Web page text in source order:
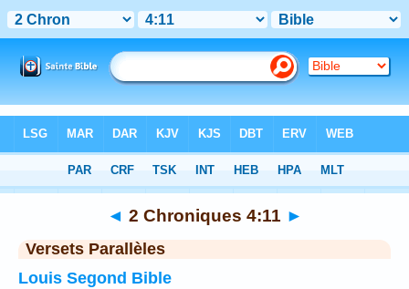
>Chapitre 4 > Verset 11
◄ 2 Chroniques 4:11 ►
Versets Parallèles
Louis Segond Bible